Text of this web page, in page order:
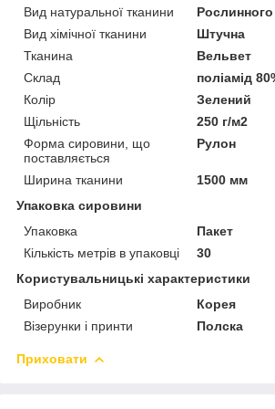
Вид натуральної тканини
Вид хімічної тканини
Штучна
Тканина
Вельвет
Склад
поліамід
Колір
Зелений
Щільність
250 г/м2
Форма сировини, що
поставляється
Рулон
Ширина тканини
1500 мм
Упаковка сировини
Упаковка
Пакет
Кількість метрів в упаковці
30
Користувальницькі характеристики
Виробник
Корея
Візерунки і принти
Полска
Приховати